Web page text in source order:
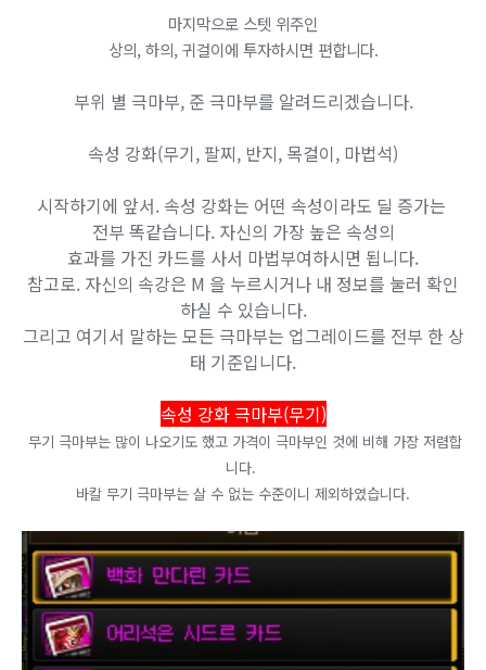
마지막으로 스텟 위주인
상의, 하의, 귀걸이에 투자하시면 편합니다.
부위 별 극마부, 준 극마부를 알려드리겠습니다.
속성 강화(무기, 팔찌, 반지, 목걸이, 마법석)
시작하기에 앞서. 속성 강화는 어떤 속성이라도 딜 증가는
전부 똑같습니다. 자신의 가장 높은 속성의
효과를 가진 카드를 사서 마법부여하시면 됩니다.
참고로. 자신의 속강은 M 을 누르시거나 내 정보를 눌러 확인
하실 수 있습니다.
그리고 여기서 말하는 모든 극마부는 업그레이드를 전부 한 상
태 기준입니다.
속성 강화 극마부(무기)
​무기 극마부는 많이 나오기도 했고 가격이 극마부인 것에 비해 가장 저렴합
니다.
바칼 무기 극마부는 살 수 없는 수준이니 제외하였습니다.